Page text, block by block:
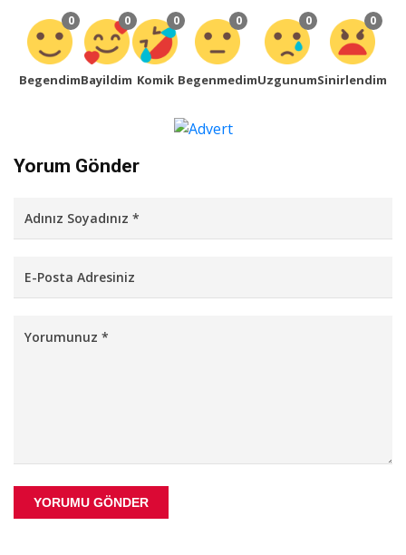
0
Begendim
0
Bayildim
0
Komik
0
Begenmedim
0
Uzgunum
0
Sinirlendim
Yorum Gönder
YORUMU GÖNDER